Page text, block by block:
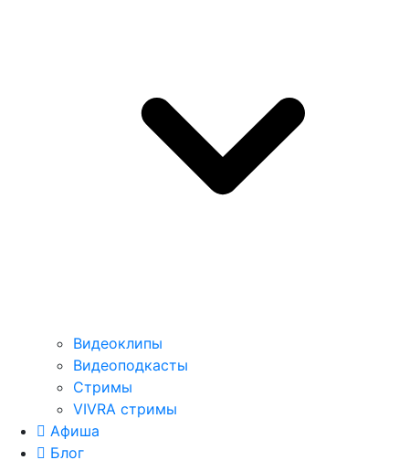
Видеоклипы
Видеоподкасты
Стримы
VIVRA стримы
Афиша
Блог